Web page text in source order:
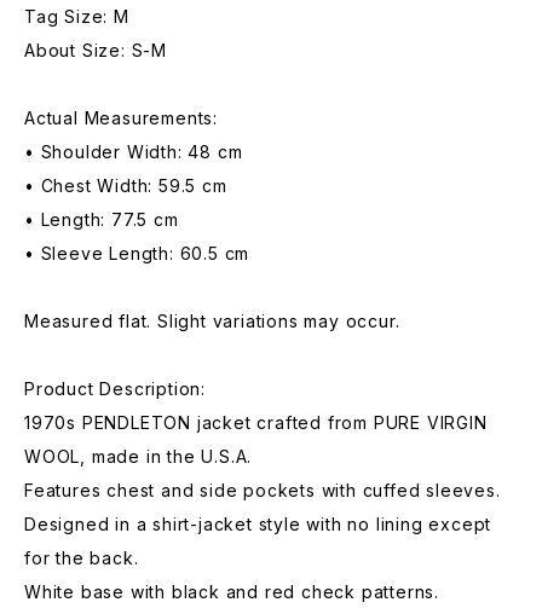
Tag Size: M
About Size: S-M
Actual Measurements:
• Shoulder Width: 48 cm
• Chest Width: 59.5 cm
• Length: 77.5 cm
• Sleeve Length: 60.5 cm
Measured flat. Slight variations may occur.
Product Description:
1970s PENDLETON jacket crafted from PURE VIRGIN
WOOL, made in the U.S.A.
Features chest and side pockets with cuffed sleeves.
Designed in a shirt-jacket style with no lining except
for the back.
White base with black and red check patterns.